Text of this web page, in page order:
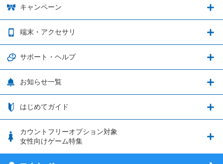
データ通信容量繰り越し
通信エリアと通信速度状況
つながる端末保証
フィルタリングアプリ
5G回線オプションについて
ブレイブソード×ブレイズソウル
ウマ娘 プリティーダービー
プリンセスコネクト！Re:Dive
釣り★スタ
ウマスクについて
プラン・料金
3種類のSIMタイプ
日割り計算
キャンペーン
お得なキャンペーン実施中！
OPPO端末購入キャンペーン第5弾
端末・アクセサリ
端末・アクセサリ
iPhone利用について
動作確認済み端末一覧
サポート・ヘルプ
サポート・ヘルプ
nanoSIM･microSIM･通常SIMの初期設定方法
eSIMの初期設定方法
お知らせ一覧
お知らせ一覧
はじめてガイド
はじめてガイド
カウントフリーオプション対象
女性向けゲーム特集